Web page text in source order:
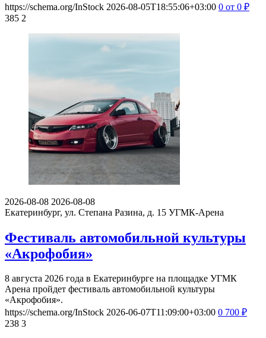
https://schema.org/InStock 2026-08-05T18:55:06+03:00 0 от 0 ₽
385 2
2026-08-08 2026-08-08
Екатеринбург, ул. Степана Разина, д. 15 УГМК-Арена
Фестиваль автомобильной культуры
«Акрофобия»
8 августа 2026 года в Екатеринбурге на площадке УГМК
Арена пройдет фестиваль автомобильной культуры
«Акрофобия».
https://schema.org/InStock 2026-06-07T11:09:00+03:00 0 700 ₽
238 3